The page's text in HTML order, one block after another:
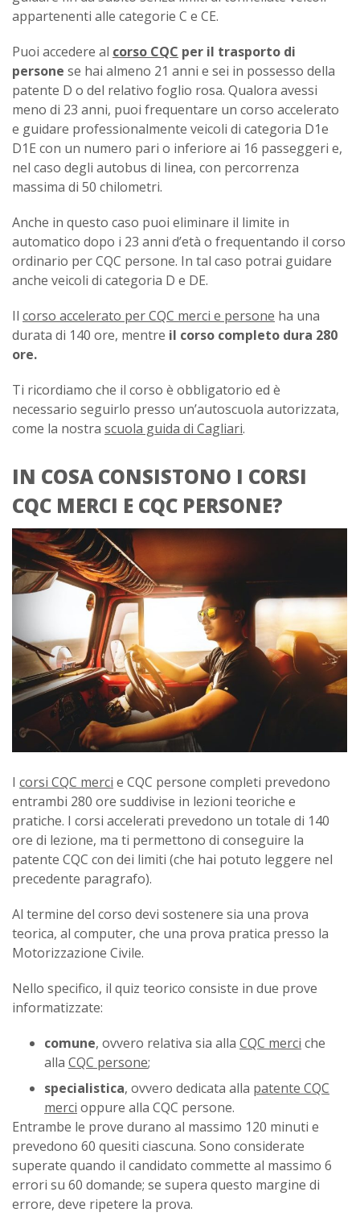
appartenenti alle categorie C e CE.
Puoi accedere al corso CQC per il trasporto di
persone se hai almeno 21 anni e sei in possesso della
patente D o del relativo foglio rosa. Qualora avessi
meno di 23 anni, puoi frequentare un corso accelerato
e guidare professionalmente veicoli di categoria D1e
D1E con un numero pari o inferiore ai 16 passeggeri e,
nel caso degli autobus di linea, con percorrenza
massima di 50 chilometri.
Anche in questo caso puoi eliminare il limite in
automatico dopo i 23 anni d’età o frequentando il corso
ordinario per CQC persone. In tal caso potrai guidare
anche veicoli di categoria D e DE.
Il corso accelerato per CQC merci e persone ha una
durata di 140 ore, mentre il corso completo dura 280
ore.
Ti ricordiamo che il corso è obbligatorio ed è
necessario seguirlo presso un’autoscuola autorizzata,
come la nostra scuola guida di Cagliari.
IN COSA CONSISTONO I CORSI
CQC MERCI E CQC PERSONE?
I corsi CQC merci e CQC persone completi prevedono
entrambi 280 ore suddivise in lezioni teoriche e
pratiche. I corsi accelerati prevedono un totale di 140
ore di lezione, ma ti permettono di conseguire la
patente CQC con dei limiti (che hai potuto leggere nel
precedente paragrafo).
Al termine del corso devi sostenere sia una prova
teorica, al computer, che una prova pratica presso la
Motorizzazione Civile.
Nello specifico, il quiz teorico consiste in due prove
informatizzate:
comune, ovvero relativa sia alla CQC merci che
alla CQC persone;
specialistica, ovvero dedicata alla patente CQC
merci oppure alla CQC persone.
Entrambe le prove durano al massimo 120 minuti e
prevedono 60 quesiti ciascuna. Sono considerate
superate quando il candidato commette al massimo 6
errori su 60 domande; se supera questo margine di
errore, deve ripetere la prova.